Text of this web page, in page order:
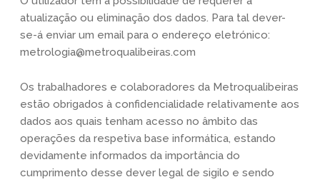
atualização ou eliminação dos dados. Para tal dever-
se-á enviar um email para o endereço eletrónico:
metrologia@metroqualibeiras.com
Os trabalhadores e colaboradores da Metroqualibeiras
estão obrigados à confidencialidade relativamente aos
dados aos quais tenham acesso no âmbito das
operações da respetiva base informática, estando
devidamente informados da importância do
cumprimento desse dever legal de sigilo e sendo